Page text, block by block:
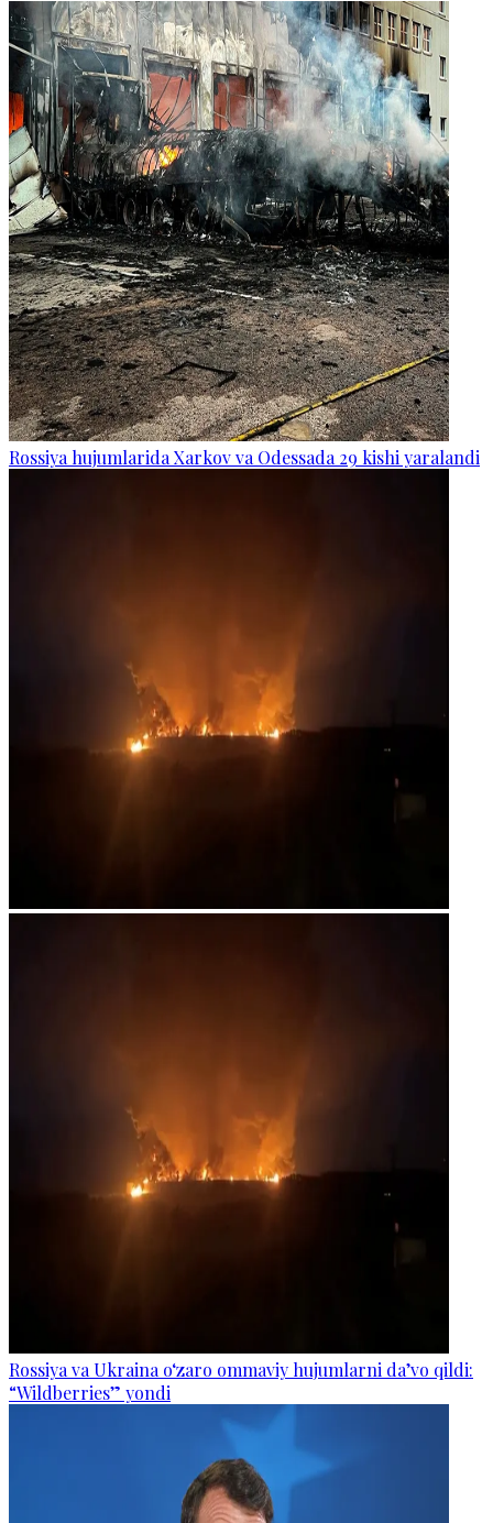
Rossiya hujumlarida Xarkov va Odessada 29 kishi yaralandi
Rossiya va Ukraina o‘zaro ommaviy hujumlarni da’vo qildi:
“Wildberries” yondi